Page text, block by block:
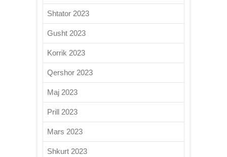
Shtator 2023
Gusht 2023
Korrik 2023
Qershor 2023
Maj 2023
Prill 2023
Mars 2023
Shkurt 2023